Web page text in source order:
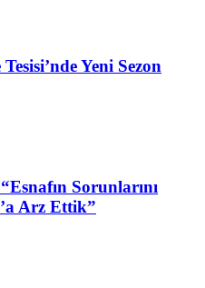
Yeni Sezon
Sorunlarını
Arz Ettik”